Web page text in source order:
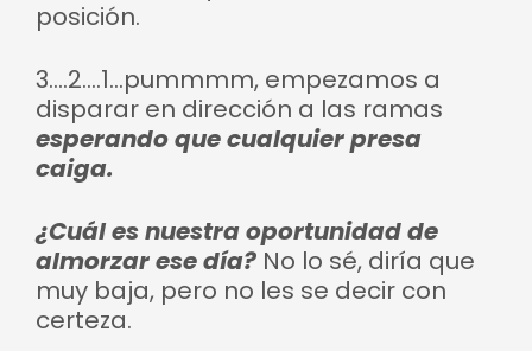
posición.
3….2….1…pummmm, empezamos a
disparar en dirección a las ramas
esperando que cualquier presa
caiga.
¿Cuál es nuestra oportunidad de
almorzar ese día? No lo sé, diría que
muy baja, pero no les se decir con
certeza.